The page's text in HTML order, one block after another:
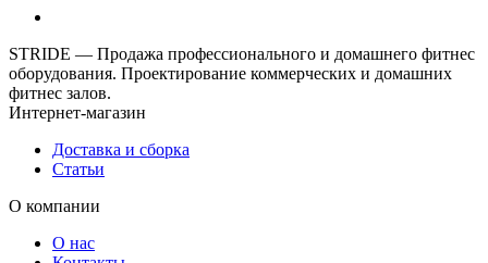
STRIDE — Продажа профессионального и домашнего фитнес
оборудования. Проектирование коммерческих и домашних
фитнес залов.
Интернет-магазин
Доставка и сборка
Статьи
О компании
О нас